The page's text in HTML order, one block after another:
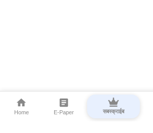
Home E-Paper सबस्क्राईब